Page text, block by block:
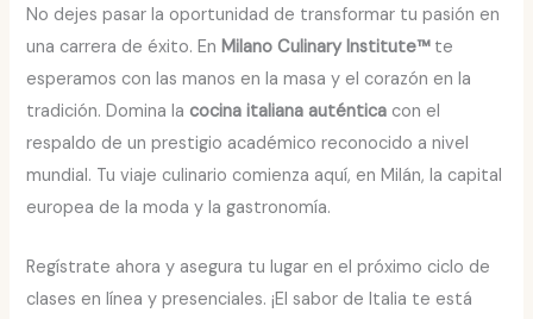
No dejes pasar la oportunidad de transformar tu pasión en
una carrera de éxito. EnMilano Culinary Institute™te
esperamos con las manos en la masa y el corazón en la
tradición. Domina lacocina italiana auténtica con el
respaldo de un prestigio académico reconocido a nivel
mundial. Tu viaje culinario comienza aquí, en Milán, la capital
europea de la moda y la gastronomía.
Regístrate ahora y asegura tu lugar en el próximo ciclo de
clases en línea y presenciales. ¡El sabor de Italia te está